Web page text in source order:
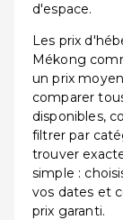
d'espace.
Les prix
Mékong
un prix
comparer
disponibles,
filtrer par
trouver
simple :
vos dates et
prix garanti.